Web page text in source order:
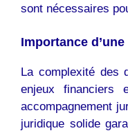
sont nécessaires
Importance
La complexité des
enjeux financiers
accompagnement
juridique solide